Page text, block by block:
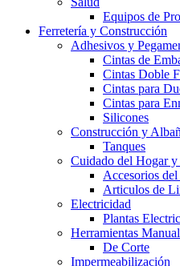
Equipos de
Ferretería y Construcción
Adhesivos y
Cintas de
Cintas Doble
Cintas para
Cintas para
Silicones
Construcción y
Tanques
Cuidado del Hogar y
Accesorios
Articulos de
Electricidad
Plantas
Herramientas
De Corte
Impermeabilización